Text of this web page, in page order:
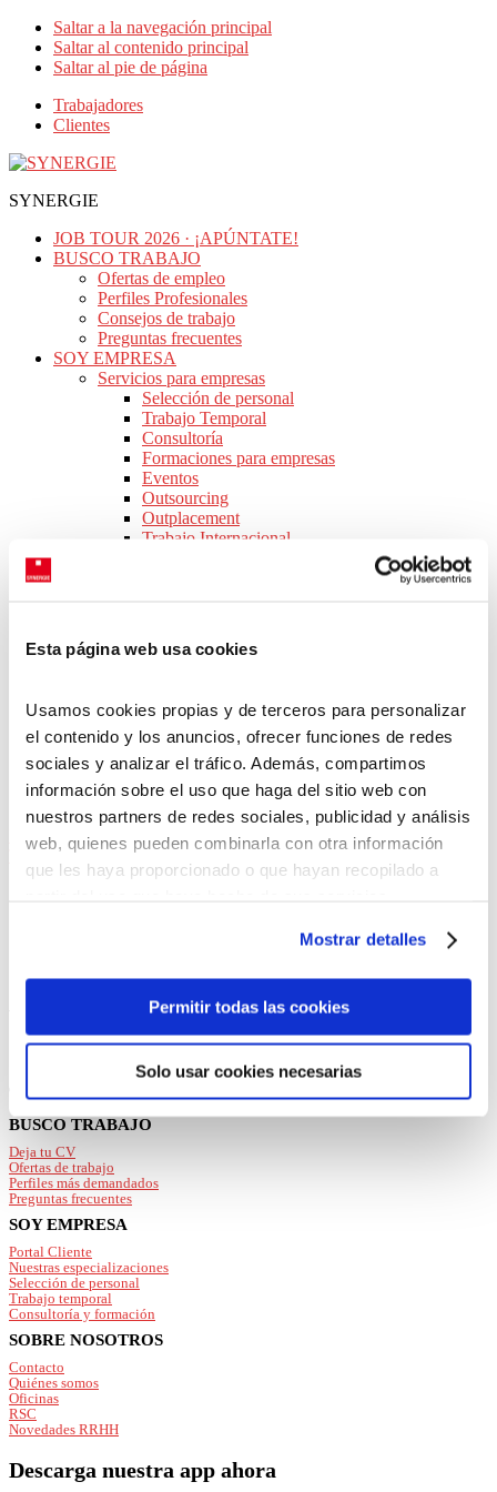
Esta página web usa cookies
Usamos cookies propias y de terceros para personalizar
el contenido y los anuncios, ofrecer funciones de redes
sociales y analizar el tráfico. Además, compartimos
información sobre el uso que haga del sitio web con
nuestros partners de redes sociales, publicidad y análisis
web, quienes pueden combinarla con otra información
que les haya proporcionado o que hayan recopilado a
“Permitir todas las cookies”, rechazarlas todas salvo las
estrictamente técnicas pulsando el botón “Solo usar
cookies necesarias” o seleccionar aquellas para las que
presta su consentimiento pulsando el botón “Permitir
Consulta nuestraPolítica de Cookies
momento en el botón que aparece en la esquina
izquierda de la página.
Mostrar detalles
Permitir todas las cookies
Solo usar cookies necesarias
Saltar a la navegación principal
Saltar al contenido principal
Saltar al pie de página
Trabajadores
Clientes
SYNERGIE
JOB TOUR 2026 · ¡APÚNTATE!
BUSCO TRABAJO
Ofertas de empleo
Perfiles Profesionales
Consejos de trabajo
Preguntas frecuentes
SOY EMPRESA
Servicios para empresas
Selección de personal
Trabajo Temporal
Consultoría
Formaciones para empresas
Eventos
Outsourcing
Outplacement
Trabajo Internacional
Novedades legislativas
Nuestras oficinas
Equipo
Responsabilidad social corporativa
Únete a nuestro equipo
CONTACTO
> Ofertas de trabajo en España> Catalunya >
Provincia de
Tarragona
de empleo en:
Footer
BUSCO TRABAJO
Deja tu CV
Ofertas de trabajo
Perfiles más demandados
Preguntas frecuentes
SOY EMPRESA
Portal Cliente
Nuestras especializaciones
Selección de personal
Trabajo temporal
Consultoría y formación
SOBRE NOSOTROS
Contacto
Quiénes somos
Oficinas
RSC
Novedades RRHH
Descarga nuestra app ahora